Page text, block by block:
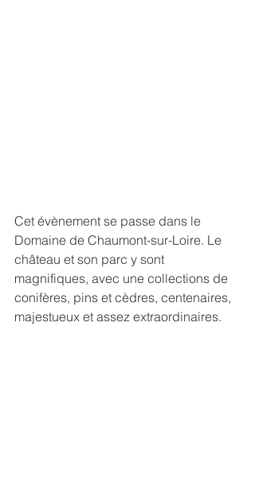
Cet évènement se passe dans le
Domaine de Chaumont-sur-Loire. Le
château et son parc y sont
magnifiques, avec une collections de
conifères, pins et cèdres, centenaires,
majestueux et assez extraordinaires.